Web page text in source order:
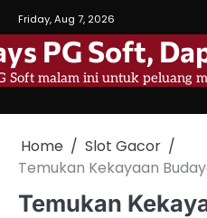
to
content
Friday, Aug 7, 2026
PG Soft,
Soft malam ini untuk peluang
Home
Slot Gacor
Temukan Kekayaan
Temukan